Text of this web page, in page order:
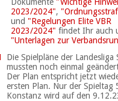
2023/2024",
und "Regelungen Elite VBR
2023/2024" findet Ihr auch
"Unterlagen zur
Die Spielpläne der Landesliga
mussten noch einmal
Der Plan entspricht jetzt
ersten Plan. Nur der Spieltag
Konstanz wird auf den